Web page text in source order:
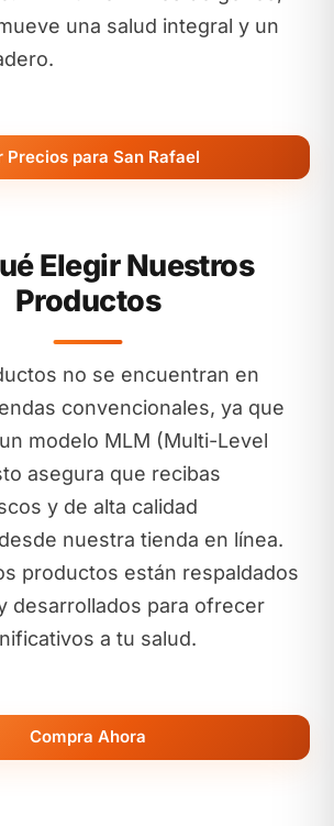
una salud integral y un
Precios para San Rafael
Elegir Nuestros
Productos
no se encuentran en
convencionales, ya que
modelo MLM (Multi-Level
asegura que recibas
y de alta calidad
nuestra tienda en línea.
productos están respaldados
desarrollados para ofrecer
a tu salud.
Compra Ahora